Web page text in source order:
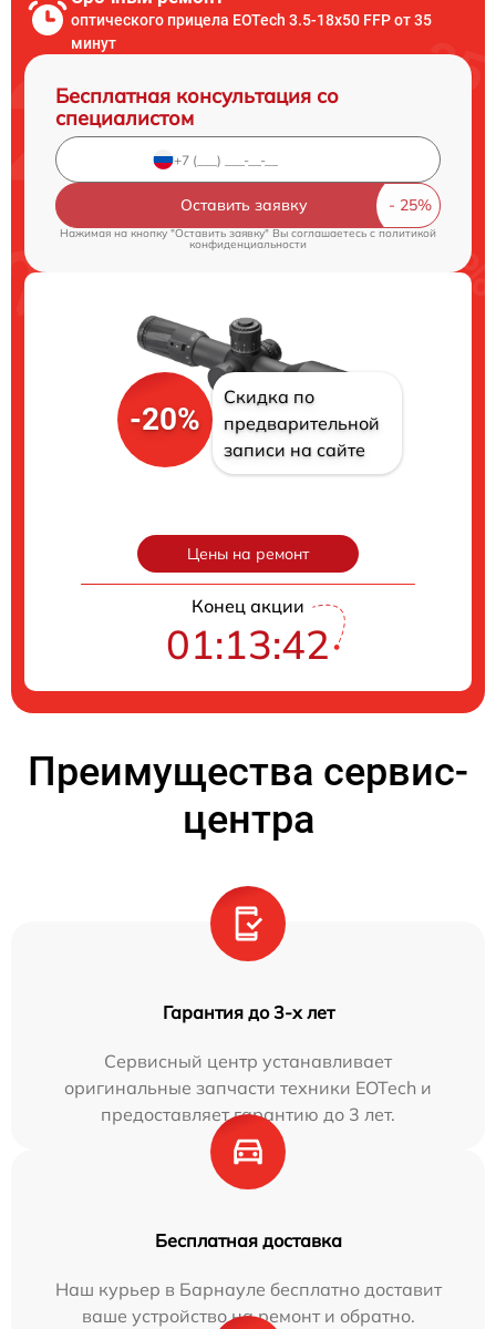
оптического прицела EOTech 3.5-18x50 FFP от 35
минут
Бесплатная консультация со
специалистом
Оставить заявку
Нажимая на кнопку "Оставить заявку" Вы соглашаетесь cполитикой
конфиденциальности
-20%
Скидка по
предварительной
записи на сайте
Цены на ремонт
Конец акции
01:13:40
Преимущества сервис-
центра
Гарантия до 3-х лет
Сервисный центр устанавливает
оригинальные запчасти техники EOTech и
предоставляет гарантию до 3 лет.
Бесплатная доставка
Наш курьер в Барнауле бесплатно доставит
ваше устройство на ремонт и обратно.